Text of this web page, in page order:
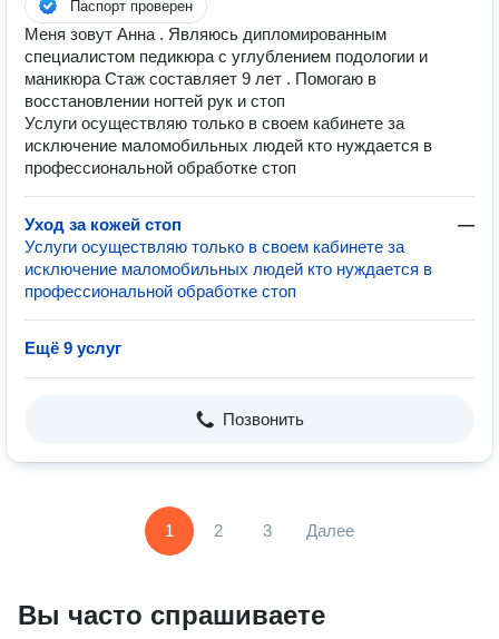
Паспорт проверен
Меня зовут Анна . Являюсь дипломированным
специалистом педикюра с углублением подологии и
маникюра Стаж составляет 9 лет . Помогаю в
восстановлении ногтей рук и стоп
Услуги осуществляю только в своем кабинете за
исключение маломобильных людей кто нуждается в
профессиональной обработке стоп
Уход за кожей стоп
—
Услуги осуществляю только в своем кабинете за
исключение маломобильных людей кто нуждается в
профессиональной обработке стоп
Ещё 9 услуг
Позвонить
1 2 3 Далее
Вы часто спрашиваете